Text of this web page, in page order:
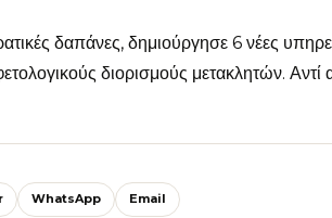
δαπάνες, δημιούργησε 6 νέες
διορισμούς μετακλητών.
WhatsApp Email